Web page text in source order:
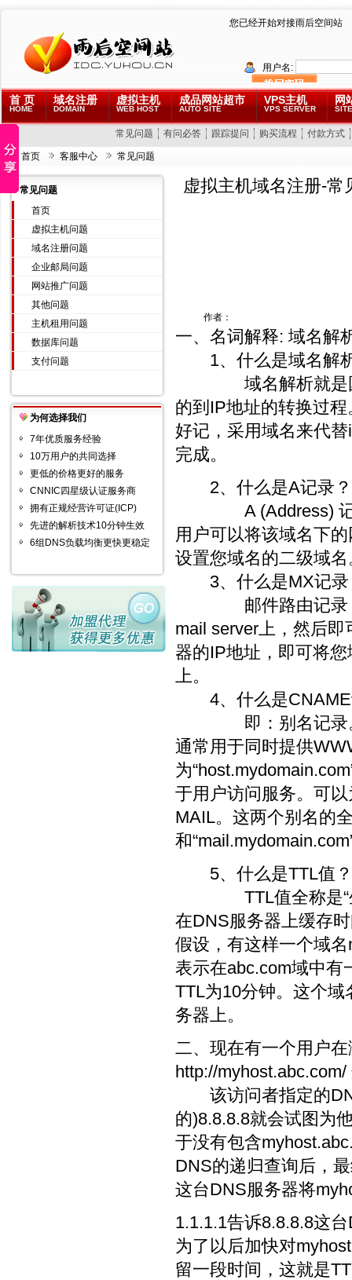
您已经开始对接雨后空间站
用户名:
首 页
HOME
域名注册
DOMAIN
虚拟主机
WEB HOST
成品网站超市
AUTO SITE
VPS主机
VPS SERVER
网
常见问题 有问必答 跟踪提问 购买流程 付款方式
首页 客服中心 常见问题
常见问题
首页
虚拟主机问题
域名注册问题
企业邮局问题
网站推广问题
其他问题
主机租用问题
数据库问题
支付问题
为何选择我们
7年优质服务经验
10万用户的共同选择
更低的价格更好的服务
CNNIC四星级认证服务商
拥有正规经营许可证(ICP)
先进的解析技术10分钟生效
6组DNS负载均衡更快更稳定
虚拟主机域名注册-常
作者：
一、名词解释: 域名解
1、什么是域名解
域名解析就是国际
的到IP地址的转换过
好记，采用域名来代
完成。
2、什么是A记录？
A (Address) 记录
用户可以将该域名下
设置您域名的二级域名
3、什么是MX记录
邮件路由记录，用
mail server上，然后
器的IP地址，即可将
上。
4、什么是CNAME
即：别名记录。这
通常用于同时提供
为
于用户访问服务。可
MAIL。这两个别名的
和
5、什么是TTL值？
TTL值全称是“生存
在DNS服务器上缓存
假设，有这样一个域
表示在abc.com域中有
TTL为10分钟。这个
务器上。
二、现在有一个用户
http://myhost.abc.com/
该访问者指定的
的)8.8.8.8就会试图为
于没有包含
DNS的递归查询后，
这台DNS服务器将
1.1.1.1告诉8.8.8.8这
为了以后加快对
留一段时间，这就是